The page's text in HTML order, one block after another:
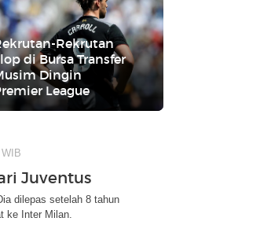
Rekrutan
di Bursa Transfer
Dingin
League
Juventus
dilepas setelah 8 tahun
ke Inter Milan.